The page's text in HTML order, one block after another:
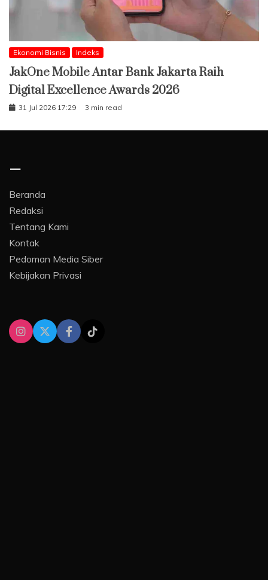
Ekonomi Bisnis Indeks
JakOne Mobile Antar Bank Jakarta Raih
Digital Excellence Awards 2026
31 Jul 2026 17:29 3 min read
–
Beranda
Redaksi
Tentang Kami
Kontak
Pedoman Media Siber
Kebijakan Privasi